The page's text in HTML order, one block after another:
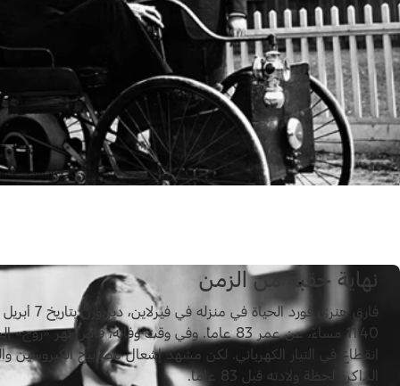
نهاية حقبة من الزمن
11.40 مساءً، عن عمر 83 عاماً. وفي وقت وفاته، فاض نهر
انقطاع في التيار الكهربائي. لكن مشهد إشعال مصابيح الكيروسين
الذاكرة لحظة ولادته قبل 83 عاماً.